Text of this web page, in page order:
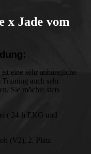
x Jade vom
eine sehr anhängliche
auch sehr
Sie möchte stets
( 24-h EKG und
(V2), 2. Platz